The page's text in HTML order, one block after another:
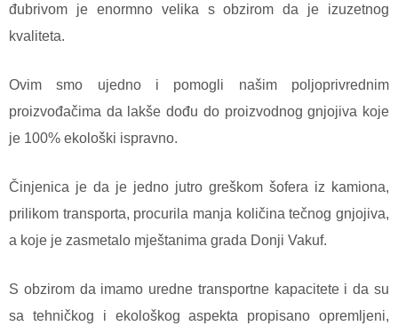
đubrivom je enormno velika s obzirom da je izuzetnog
kvaliteta.
Ovim smo ujedno i pomogli našim poljoprivrednim
proizvođačima da lakše dođu do proizvodnog gnjojiva koje
je 100% ekološki ispravno.
Činjenica je da je jedno jutro greškom šofera iz kamiona,
prilikom transporta, procurila manja količina tečnog gnjojiva,
a koje je zasmetalo mještanima grada Donji Vakuf.
S obzirom da imamo uredne transportne kapacitete i da su
sa tehničkog i ekološkog aspekta propisano opremljeni,